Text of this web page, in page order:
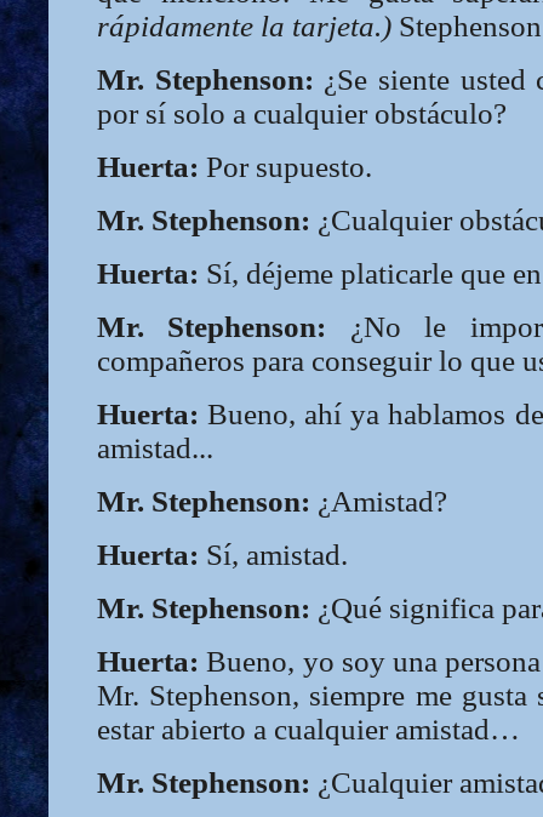
rápidamente la tarjeta.)
Mr. Stephenson: ¿Se siente usted
por sí solo a cualquier obstáculo?
Huerta: Por supuesto.
Mr. Stephenson: ¿Cualquier
Huerta: Sí, déjeme platicarle que
Mr. Stephenson: ¿No le
compañeros para conseguir lo que
Huerta: Bueno, ahí ya hablamos
amistad...
Mr. Stephenson: ¿Amistad?
Huerta: Sí, amistad.
Mr. Stephenson: ¿Qué significa
Huerta: Bueno, yo soy una
Mr. Stephenson, siempre me
estar abierto a cualquier amistad…
Mr. Stephenson: ¿Cualquier